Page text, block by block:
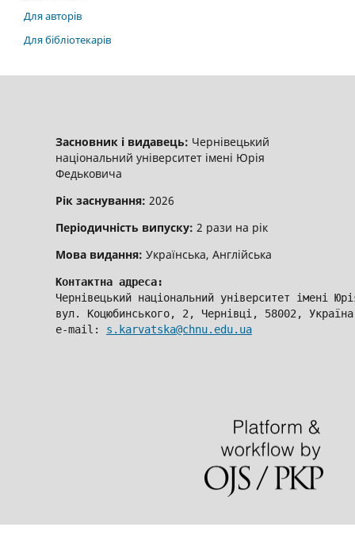
Для авторів
Для бібліотекарів
Засновник і видавець: Чернівецький
національний університет імені Юрія
Федьковича
Рік заснування: 2026
Періодичність випуску: 2 рази на рік
Мова видання: Українська, Англійська
Контактна адреса:
Чернівецький національний університет імені
вул. Коцюбинського, 2, Чернівці, 58002, Україна
e-mail: s.karvatska@chnu.edu.ua